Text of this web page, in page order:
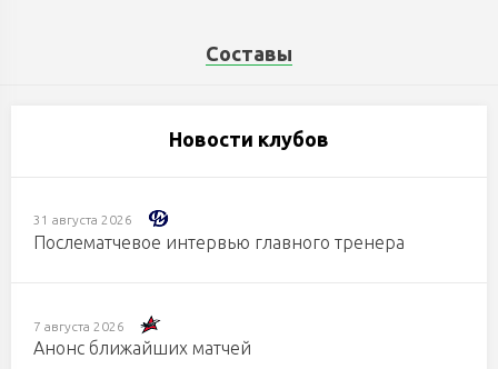
Составы
Новости клубов
31 августа 2026
Послематчевое интервью главного тренера
7 августа 2026
Анонс ближайших матчей